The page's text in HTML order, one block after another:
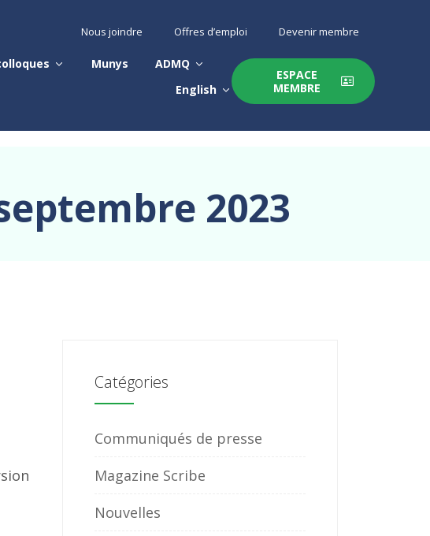
Nous joindre Offres d’emploi Devenir membre
Munys
ADMQ
English
ESPACE
MEMBRE
2023
Catégories
Communiqués de presse
Magazine Scribe
Nouvelles